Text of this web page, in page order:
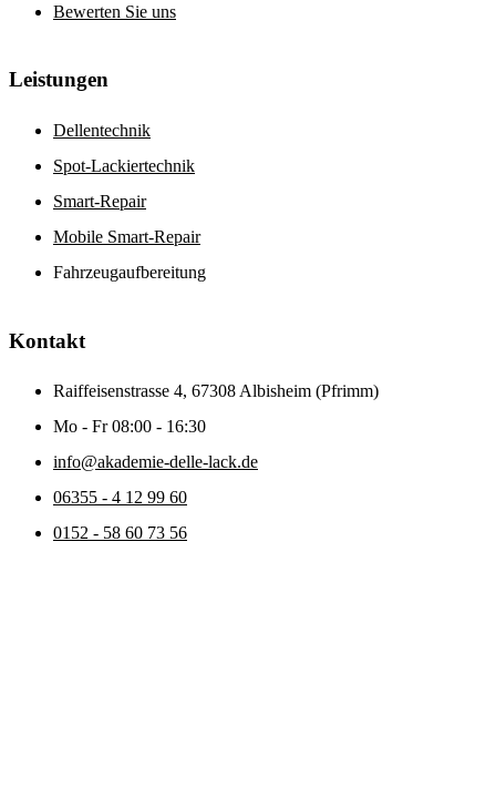
Bewerten Sie uns
Leistungen
Dellentechnik
Spot-Lackiertechnik
Smart-Repair
Mobile Smart-Repair
Fahrzeugaufbereitung
Kontakt
Raiffeisenstrasse 4, 67308 Albisheim (Pfrimm)
Mo - Fr 08:00 - 16:30
info@akademie-delle-lack.de
06355 - 4 12 99 60
0152 - 58 60 73 56